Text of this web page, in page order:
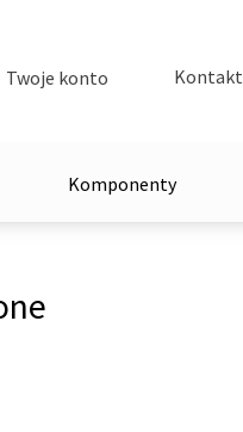
Twoje konto Kontakt
Komponenty